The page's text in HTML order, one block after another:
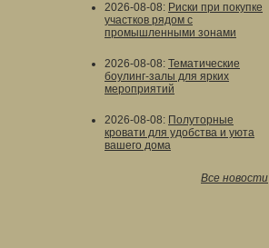
2026-08-08: Риски при покупке
участков рядом с
промышленными зонами
2026-08-08: Тематические
боулинг-залы для ярких
мероприятий
2026-08-08: Полуторные
кровати для удобства и уюта
вашего дома
Все новости